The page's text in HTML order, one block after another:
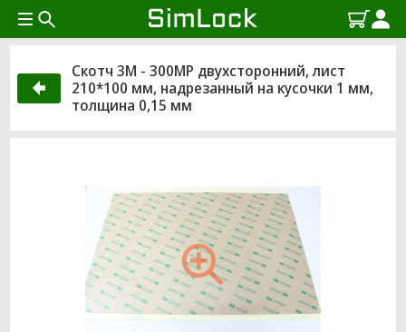
Скотч 3M - 300MP двухсторонний, лист
210*100 мм, надрезанный на кусочки 1 мм,
толщина 0,15 мм